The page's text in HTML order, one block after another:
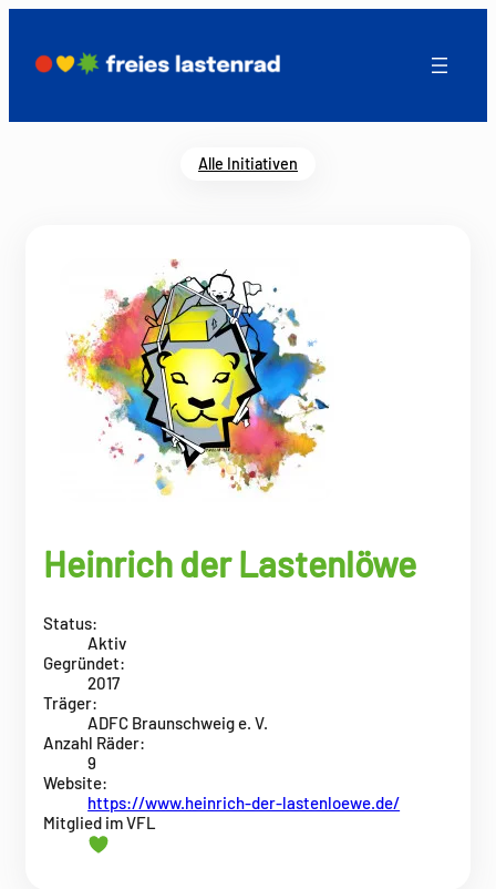
Alle Initiativen
Heinrich der Lastenlöwe
Status:
Aktiv
Gegründet:
2017
Träger:
ADFC Braunschweig e. V.
Anzahl Räder:
9
Website:
https://www.heinrich-der-lastenloewe.de/
Mitglied im VFL